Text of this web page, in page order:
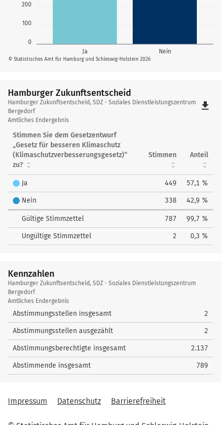
0
100
200
Ja Nein
© Statistisches Amt für Hamburg und Schleswig-Holstein 2026
Hamburger Zukunftsentscheid
Hamburger
Zukunftsentscheid
Hamburger Zukunftsentscheid, SDZ - Soziales Dienstleistungszentrum
Bergedorf
Amtliches Endergebnis
file_download
Stimmen Sie dem Gesetzentwurf
„Gesetz für besseren Klimaschutz
(Klimaschutzverbesserungsgesetz)“
zu?
Stimmen Anteil
Ja 449 57,1 %
Nein 338 42,9 %
Gültige Stimmzettel 787 99,7 %
Ungültige Stimmzettel 2 0,3 %
Kennzahlen
Kennzahlen
Hamburger Zukunftsentscheid, SDZ - Soziales Dienstleistungszentrum
Bergedorf
Amtliches Endergebnis
Abstimmungsstellen insgesamt 2
Abstimmungsstellen ausgezählt 2
Abstimmungsberechtigte insgesamt 2.137
Abstimmende insgesamt 789
Impressum Datenschutz Barrierefreiheit